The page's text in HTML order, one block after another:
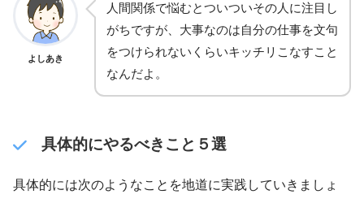
よしあき
人間関係で悩むとついついその人に注目し
がちですが、大事なのは自分の仕事を文句
をつけられないくらいキッチリこなすこと
なんだよ。
具体的にやるべきこと５選
具体的には次のようなことを地道に実践していきましょ